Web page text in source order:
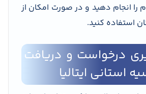
را انجام دهید و در صورت امکان از
استفاده کنید.
درخواست و دریافت
استانی ایتالیا